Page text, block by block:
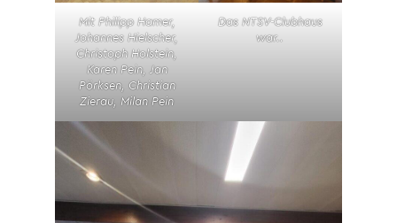
Mit Philipp Hamer,
Johannes Hielscher,
Christoph Holstein,
Karen Pein, Jan
Pörksen, Christian
Zierau, Milan Pein
Das NTSV-Clubhaus
war..